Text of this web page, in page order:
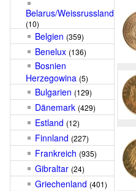
Belarus/Weissrussland
(10)
Belgien (359)
Benelux (136)
Bosnien
Herzegowina (5)
Bulgarien (129)
Dänemark (429)
Estland (12)
Finnland (227)
Frankreich (935)
Gibraltar (24)
Griechenland (401)